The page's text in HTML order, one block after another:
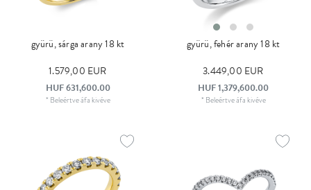
gyürü, sárga arany 18 kt
1.579,00 EUR
HUF 631,600.00
* Beleértve áfa kivéve
gyürü, fehér arany 18 kt
3.449,00 EUR
HUF 1,379,600.00
* Beleértve áfa kivéve